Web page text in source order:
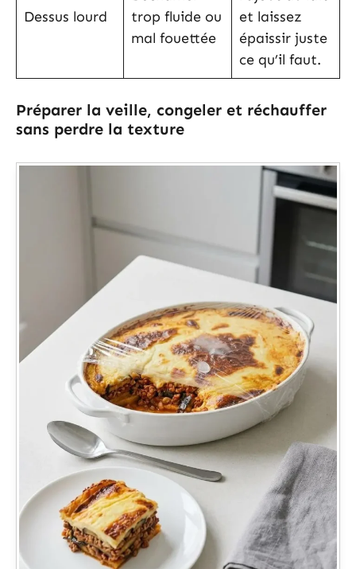
Dessus lourd
trop fluide ou
mal fouettée
et laissez
épaissir juste
ce qu’il faut.
Préparer la veille, congeler et réchauffer
sans perdre la texture